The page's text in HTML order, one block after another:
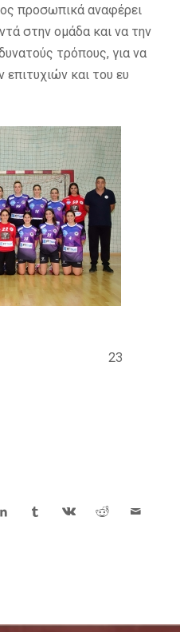
προσωπικά αναφέρει
στην ομάδα και να την
τρόπους, για να
και του ευ
23